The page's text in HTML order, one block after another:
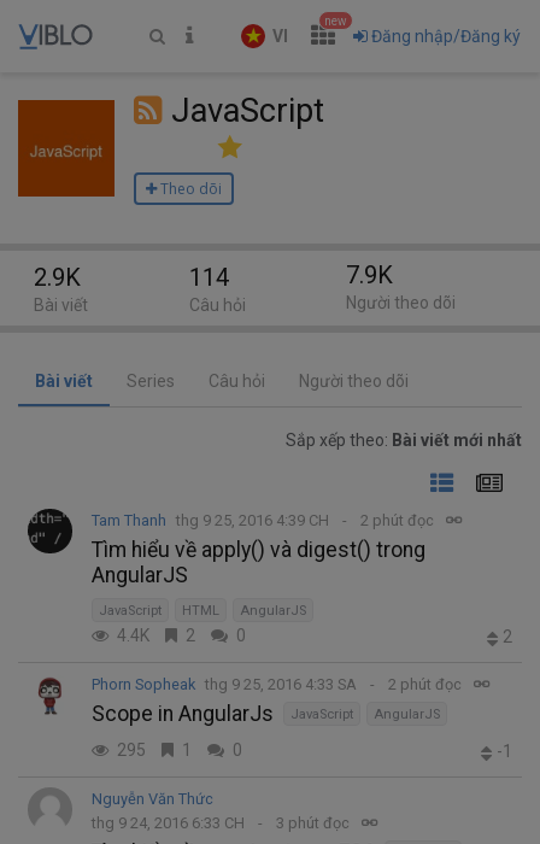
VI
new
Đăng nhập/Đăng ký
JavaScript
Theo dõi
Bài viết Series Câu hỏi Người theo dõi
Sắp xếp theo: Bài viết mới nhất
Tam Thanh thg 9 25, 2016 4:39 CH 2 phút đọc
Tìm hiểu về apply() và digest() trong
AngularJS
JavaScript HTML AngularJS
4.4K 2 0 2
Phorn Sopheak thg 9 25, 2016 4:33 SA 2 phút đọc
Scope in AngularJs JavaScript AngularJS
295 1 0 -1
Nguyễn Văn Thức
thg 9 24, 2016 6:33 CH
3 phút đọc
2.9K
Bài viết
114
Câu hỏi
7.9K
Người theo dõi